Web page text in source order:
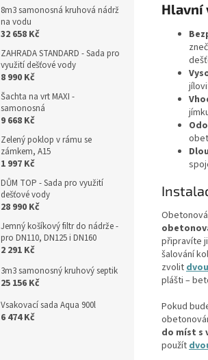
8m3 samonosná kruhová nádrž
na vodu
32 658 Kč
ZAHRADA STANDARD - Sada pro
využití dešťové vody
8 990 Kč
Šachta na vrt MAXI -
samonosná
9 668 Kč
Zelený poklop v rámu se
zámkem, A15
1 997 Kč
DŮM TOP - Sada pro využití
dešťové vody
28 990 Kč
Jemný košíkový filtr do nádrže -
pro DN110, DN125 i DN160
2 291 Kč
3m3 samonosný kruhový septik
25 156 Kč
Vsakovací sada Aqua 900l
6 474 Kč
Hlavní
připravíte
šalování
zvolit
plášti –
Pokud
do míst s
použít